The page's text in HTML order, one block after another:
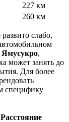
227 км
260 км
слабо,
Ямусукро,
может занять до
Для более
специфику
Расстояние